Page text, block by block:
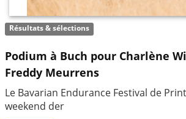
Résultats & sélections
Podium à Buch pour Charlène
Freddy Meurrens
Le Bavarian Endurance Festival de
weekend der